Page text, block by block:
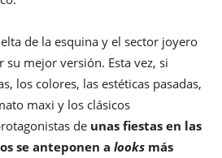
de la esquina y el sector joyero
su mejor versión. Esta vez, si
los colores, las estéticas pasadas,
maxi y los clásicos
de unas fiestas en las
se anteponen a looks más